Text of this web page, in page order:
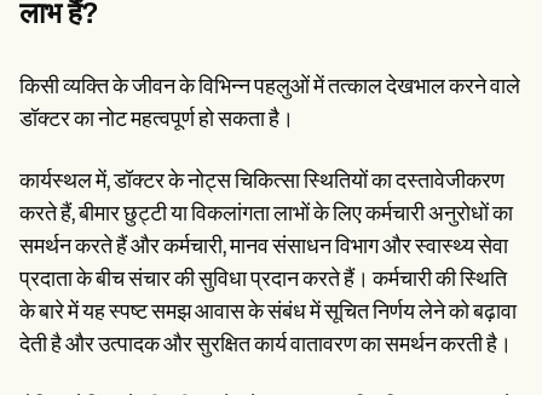
लाभ हैं?
किसी व्यक्ति के जीवन के विभिन्न पहलुओं में तत्काल देखभाल करने वाले
डॉक्टर का नोट महत्वपूर्ण हो सकता है।
कार्यस्थल में, डॉक्टर के नोट्स चिकित्सा स्थितियों का दस्तावेजीकरण
करते हैं, बीमार छुट्टी या विकलांगता लाभों के लिए कर्मचारी अनुरोधों का
समर्थन करते हैं और कर्मचारी, मानव संसाधन विभाग और स्वास्थ्य सेवा
प्रदाता के बीच संचार की सुविधा प्रदान करते हैं। कर्मचारी की स्थिति
के बारे में यह स्पष्ट समझ आवास के संबंध में सूचित निर्णय लेने को बढ़ावा
देती है और उत्पादक और सुरक्षित कार्य वातावरण का समर्थन करती है।